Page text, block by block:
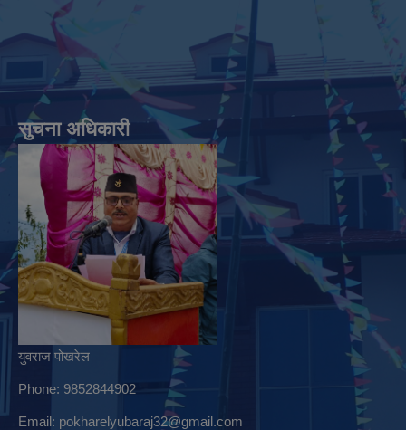
सुचना अधिकारी
युवराज पोखरेल
Phone: 9852844902
Email: pokharelyubaraj32@gmail.com